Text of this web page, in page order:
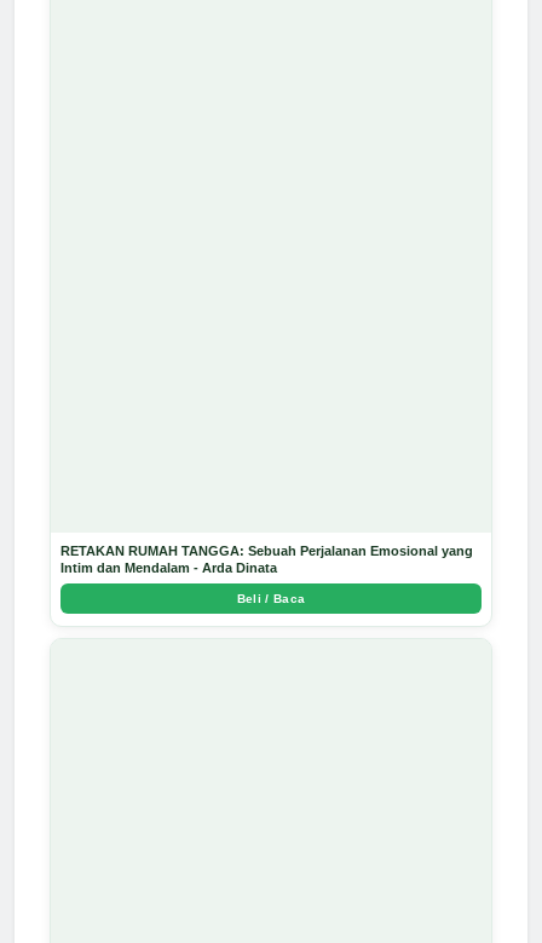
RETAKAN RUMAH TANGGA: Sebuah Perjalanan Emosional yang
Intim dan Mendalam - Arda Dinata
Beli / Baca